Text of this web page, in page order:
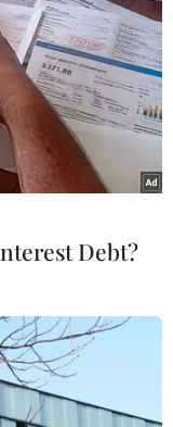
hai vụ sét đánh
nặng đang cấp
Debt?